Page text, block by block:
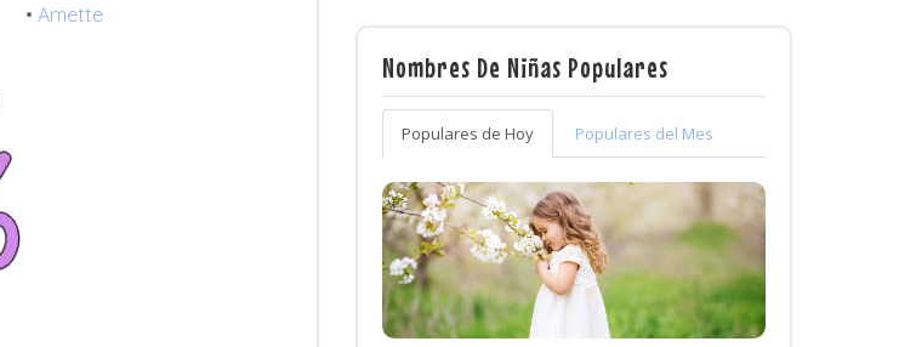
• Amette
Nombres De Niñas Populares
Populares de Hoy Populares del Mes